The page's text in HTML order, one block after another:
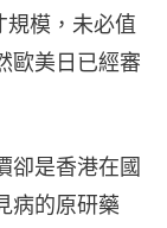
模，未必值
歐美日已經審
卻是香港在國
病的原研藥